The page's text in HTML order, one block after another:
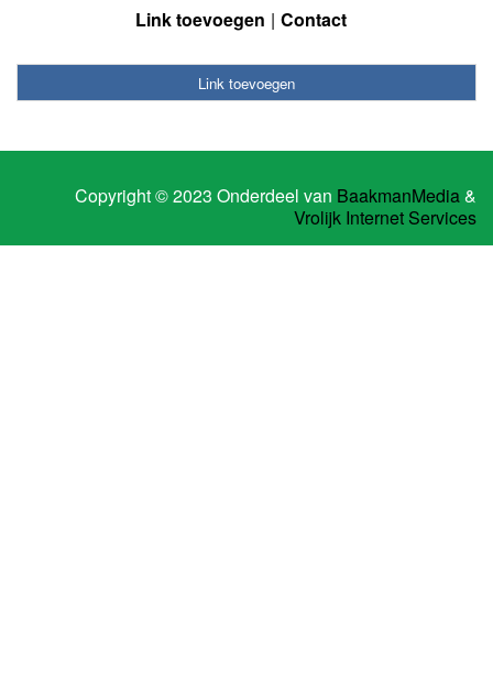
Link toevoegen Contact
Link toevoegen
Copyright © 2023 Onderdeel van BaakmanMedia&
Vrolijk Internet Services